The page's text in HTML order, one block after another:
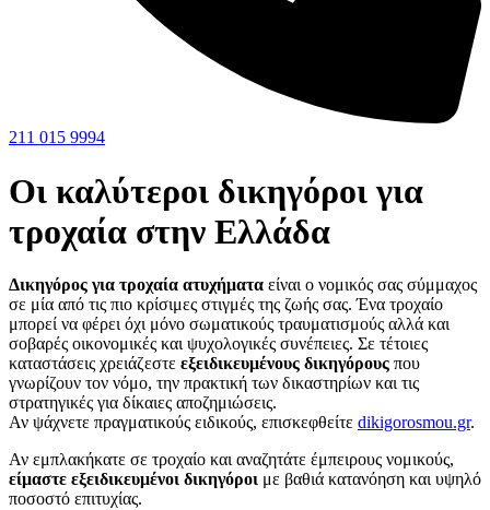
211 015 9994
Οι καλύτεροι δικηγόροι για
τροχαία στην Ελλάδα
Δικηγόρος για τροχαία ατυχήματα είναι ο νομικός σας σύμμαχος
σε μία από τις πιο κρίσιμες στιγμές της ζωής σας. Ένα τροχαίο
μπορεί να φέρει όχι μόνο σωματικούς τραυματισμούς αλλά και
σοβαρές οικονομικές και ψυχολογικές συνέπειες. Σε τέτοιες
καταστάσεις χρειάζεστε εξειδικευμένους δικηγόρους που
γνωρίζουν τον νόμο, την πρακτική των δικαστηρίων και τις
στρατηγικές για δίκαιες αποζημιώσεις.
Αν ψάχνετε πραγματικούς ειδικούς, επισκεφθείτε dikigorosmou.gr.
Αν εμπλακήκατε σε τροχαίο και αναζητάτε έμπειρους νομικούς,
είμαστε εξειδικευμένοι δικηγόροι με βαθιά κατανόηση και υψηλό
ποσοστό επιτυχίας.